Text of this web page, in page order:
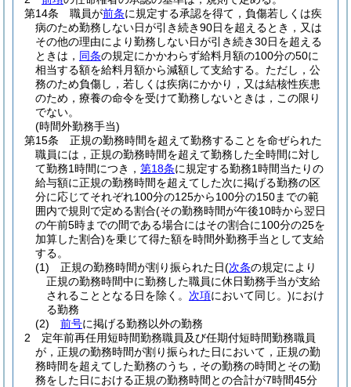
第14条
職員が前条に規定する承認を得て，負傷若しくは疾
病のため勤務しない日が引き続き90日を超えるとき，又は
その他の理由により勤務しない日が引き続き30日を超える
ときは， 同条の規定にかかわらず給料月額の100分の50に
相当する額を給料月額から減額して支給する。 ただし，公
務のため負傷し，若しくは疾病にかかり，又は結核性疾患
のため，療養の命令を受けて勤務しないときは，この限り
でない。
(時間外勤務手当)
第15条
正規の勤務時間を超えて勤務することを命ぜられた
職員には，正規の勤務時間を超えて勤務した全時間に対し
て勤務1時間につき， 第18条に規定する勤務1時間当たりの
給与額に正規の勤務時間を超えてした次に掲げる勤務の区
分に応じてそれぞれ100分の125から100分の150までの範
囲内で規則で定める割合(その勤務時間が午後10時から翌日
の午前5時までの間である場合にはその割合に100分の25を
加算した割合)を乗じて得た額を時間外勤務手当として支給
する。
(1)
正規の勤務時間が割り振られた日(次条の規定により
正規の勤務時間中に勤務した職員に休日勤務手当が支給
されることとなる日を除く。 次項において同じ。)におけ
る勤務
(2)
前号に掲げる勤務以外の勤務
2
定年前再任用短時間勤務職員及び任期付短時間勤務職員
が，正規の勤務時間が割り振られた日において，正規の勤
務時間を超えてした勤務のうち，その勤務の時間とその勤
務をした日における正規の勤務時間との合計が7時間45分